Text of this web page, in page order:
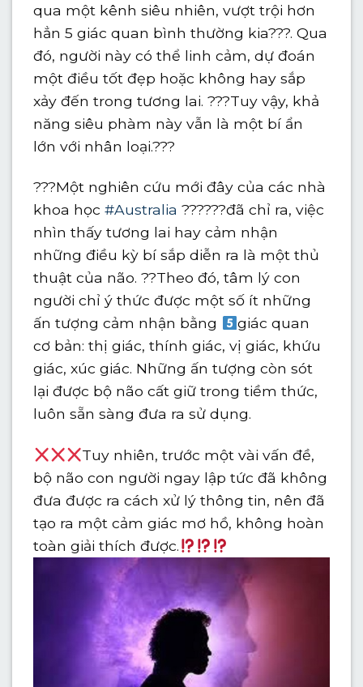
qua một kênh siêu nhiên, vượt trội hơn
hẳn 5 giác quan bình thường kia???. Qua
đó, người này có thể linh cảm, dự đoán
một điều tốt đẹp hoặc không hay sắp
xảy đến trong tương lai. ???Tuy vậy, khả
năng siêu phàm này vẫn là một bí ẩn
lớn với nhân loại.???
???Một nghiên cứu mới đây của các nhà
khoa học#Australia ??????đã chỉ ra, việc
nhìn thấy tương lai hay cảm nhận
những điều kỳ bí sắp diễn ra là một thủ
thuật của não. ??Theo đó, tâm lý con
người chỉ ý thức được một số ít những
ấn tượng cảm nhận bằng
giác quan
cơ bản: thị giác, thính giác, vị giác, khứu
giác, xúc giác. Những ấn tượng còn sót
lại được bộ não cất giữ trong tiềm thức,
luôn sẵn sàng đưa ra sử dụng.
Tuy nhiên, trước một vài vấn đề,
bộ não con người ngay lập tức đã không
đưa được ra cách xử lý thông tin, nên đã
tạo ra một cảm giác mơ hồ, không hoàn
toàn giải thích được.